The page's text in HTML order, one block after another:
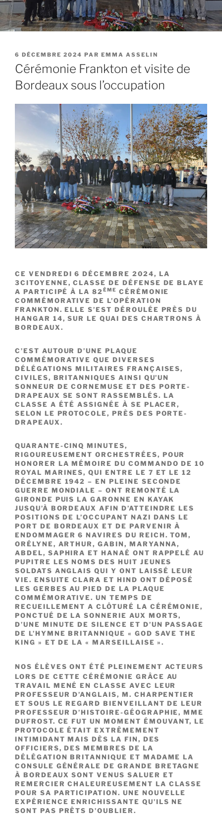
PUBLIÉ
LE
6 DÉCEMBRE 2024 PAR EMMA ASSELIN
Cérémonie Frankton et visite de
Bordeaux sous l’occupation
CE VENDREDI 6 DÉCEMBRE 2024, LA
3CITOYENNE, CLASSE DE DÉFENSE DE BLAYE
A PARTICIPÉ À LA 82ÈME
CÉRÉMONIE
COMMÉMORATIVE DE L’OPÉRATION
FRANKTON. ELLE S’EST DÉROULÉE PRÈS DU
HANGAR 14, SUR LE QUAI DES CHARTRONS À
BORDEAUX.
C’EST AUTOUR D’UNE PLAQUE
COMMÉMORATIVE QUE DIVERSES
DÉLÉGATIONS MILITAIRES FRANÇAISES,
CIVILES, BRITANNIQUES AINSI QU’UN
SONNEUR DE CORNEMUSE ET DES PORTE-
DRAPEAUX SE SONT RASSEMBLÉS. LA
CLASSE A ÉTÉ ASSIGNÉE À SE PLACER,
SELON LE PROTOCOLE, PRÈS DES PORTE-
DRAPEAUX.
QUARANTE-CINQ MINUTES,
RIGOUREUSEMENT ORCHESTRÉES, POUR
HONORER LA MÉMOIRE DU COMMANDO DE 10
ROYAL MARINES, QUI ENTRE LE 7 ET LE 12
DÉCEMBRE 1942 – EN PLEINE SECONDE
GUERRE MONDIALE – ONT REMONTÉ LA
GIRONDE PUIS LA GARONNE EN KAYAK
JUSQU’À BORDEAUX AFIN D’ATTEINDRE LES
POSITIONS DE L’OCCUPANT NAZI DANS LE
PORT DE BORDEAUX ET DE PARVENIR À
ENDOMMAGER 6 NAVIRES DU REICH. TOM,
ORÉLYNE, ARTHUR, GABIN, MARYANNA,
ABDEL, SAPHIRA ET HANAÉ ONT RAPPELÉ AU
PUPITRE LES NOMS DES HUIT JEUNES
SOLDATS ANGLAIS QUI Y ONT LAISSÉ LEUR
VIE. ENSUITE CLARA ET HIND ONT DÉPOSÉ
LES GERBES AU PIED DE LA PLAQUE
COMMÉMORATIVE. UN TEMPS DE
RECUEILLEMENT A CLÔTURÉ LA CÉRÉMONIE,
PONCTUÉ DE LA SONNERIE AUX MORTS,
D’UNE MINUTE DE SILENCE ET D’UN PASSAGE
DE L’HYMNE BRITANNIQUE « GOD SAVE THE
KING » ET DE LA « MARSEILLAISE ».
NOS ÉLÈVES ONT ÉTÉ PLEINEMENT ACTEURS
LORS DE CETTE CÉRÉMONIE GRÂCE AU
TRAVAIL MENÉ EN CLASSE AVEC LEUR
PROFESSEUR D’ANGLAIS, M. CHARPENTIER
ET SOUS LE REGARD BIENVEILLANT DE LEUR
PROFESSEUR D’HISTOIRE-GÉOGRAPHIE, MME
DUFROST. CE FUT UN MOMENT ÉMOUVANT, LE
PROTOCOLE ÉTAIT EXTRÊMEMENT
INTIMIDANT MAIS DÈS LA FIN, DES
OFFICIERS, DES MEMBRES DE LA
DÉLÉGATION BRITANNIQUE ET MADAME LA
CONSULE GÉNÉRALE DE GRANDE BRETAGNE
À BORDEAUX SONT VENUS SALUER ET
REMERCIER CHALEUREUSEMENT LA CLASSE
POUR SA PARTICIPATION. UNE NOUVELLE
EXPÉRIENCE ENRICHISSANTE QU’ILS NE
SONT PAS PRÊTS D’OUBLIER.